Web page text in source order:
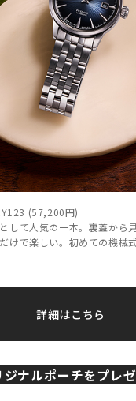
(57,200円)
して人気の一本。裏蓋から
けで楽しい。初めての機械
詳細はこちら
ナルポーチをプレゼ